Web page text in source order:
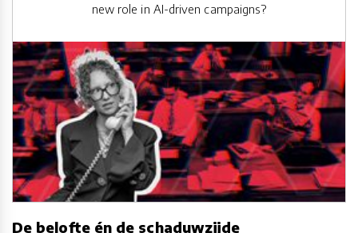
new role in AI-driven campaigns?
De belofte én de schaduwzijde